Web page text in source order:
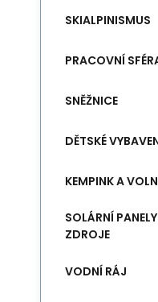
SKIALPINISMUS
PRACOVNÍ
SNĚŽNICE
DĚTSKÉ
KEMPINK A
SOLÁRNÍ
ZDROJE
VODNÍ RÁJ